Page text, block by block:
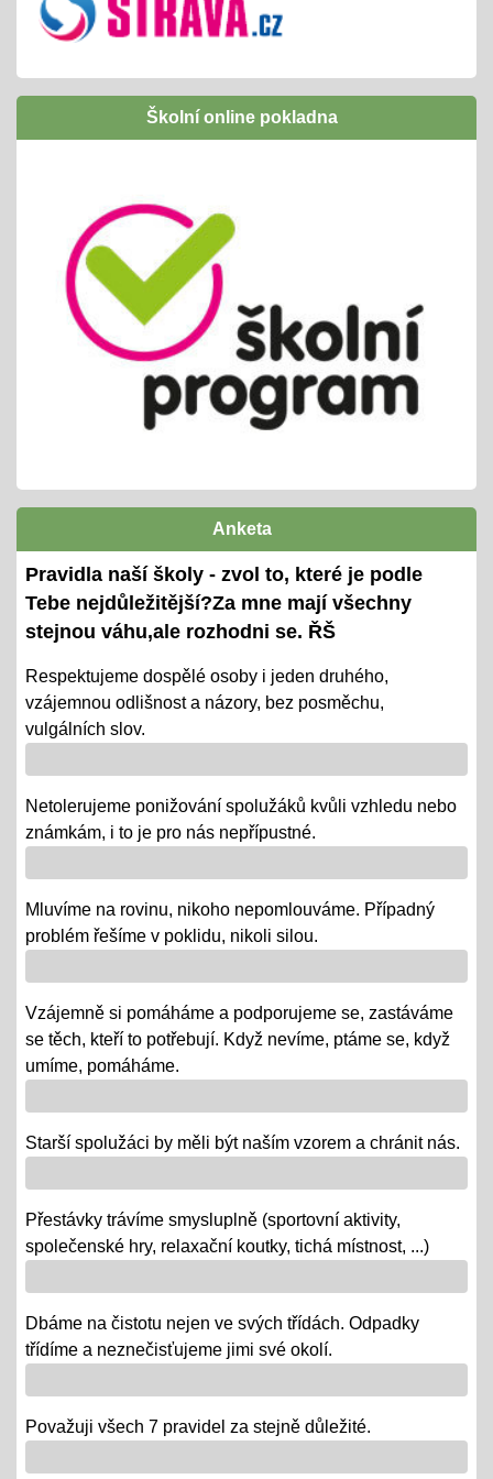
Inovativní vzdělávání /Šablony I OPJAK
01.09.2024
následně budeme žádat zapojení do Šablony
II OPJAK
Letní slavnost
25.06.2024
příprava tradiční celoškolní akce
propojeno do vrstevnického vyučování
variabilní termín dle počasí /25. nebo 26.6.
Pololetní zjišťování a vyhodnocování
výstupů ŠVP pro 2. pololetí
Ověřování výstupů vzd. k 1. pololetí
08.01.2024
- tradiční KP a TP od 8. 1. do 22. 1.
- termíny oznámeny na KOMENS
- DRŽÍME PĚSTI
Vánoce - tradiční projektová výuka
01.12.2018
- po celý ADVENT využijeme projektovou výuku v
letos bez JARMARKU, ale s vrstevnickou výukou ve
VV = "MALÍ UČÍ VELKÉ"
08.10.2018
- vědomostní a výtvarné soutěže
- školní rozhlasové vysílání
Výlety tříd, exkurze
12.06.2018
- od 18. 6. se "chystají" třídy za novými poznatky a
"Maturity" - IX.
06.06.2018
- 6. a 7. 6. = volná témata v prezentacích a "ústní" /
volba otázky - závěrečné zkoušky IX.
Školní online pokladna
Anketa
Pravidla naší školy - zvol to, které je podle
Tebe nejdůležitější?Za mne mají všechny
stejnou váhu,ale rozhodni se. ŘŠ
Respektujeme dospělé osoby i jeden druhého,
vzájemnou odlišnost a názory, bez posměchu,
vulgálních slov.
Netolerujeme ponižování spolužáků kvůli vzhledu nebo
známkám, i to je pro nás nepřípustné.
Mluvíme na rovinu, nikoho nepomlouváme. Případný
problém řešíme v poklidu, nikoli silou.
Vzájemně si pomáháme a podporujeme se, zastáváme
se těch, kteří to potřebují. Když nevíme, ptáme se, když
umíme, pomáháme.
Starší spolužáci by měli být naším vzorem a chránit nás.
Přestávky trávíme smysluplně (sportovní aktivity,
společenské hry, relaxační koutky, tichá místnost, ...)
Dbáme na čistotu nejen ve svých třídách. Odpadky
třídíme a neznečisťujeme jimi své okolí.
Považuji všech 7 pravidel za stejně důležité.